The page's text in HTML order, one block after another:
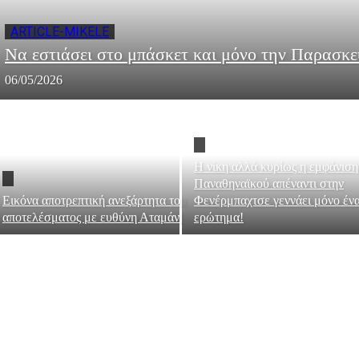
ARTICLE-MIKELE
Να εστιάσει στο μπάσκετ και μόνο την
06/05/2026
Εικόνα αποτρεπτική ανεξάρτητα του
αποτελέσματος με ευθύνη Αταμάν!
Η νίκη αλλά κυρίως η
Παναθηναϊκού απέναντι στην
Φενέρμπαχτσε γεννάει μόνο
ερώτημα!